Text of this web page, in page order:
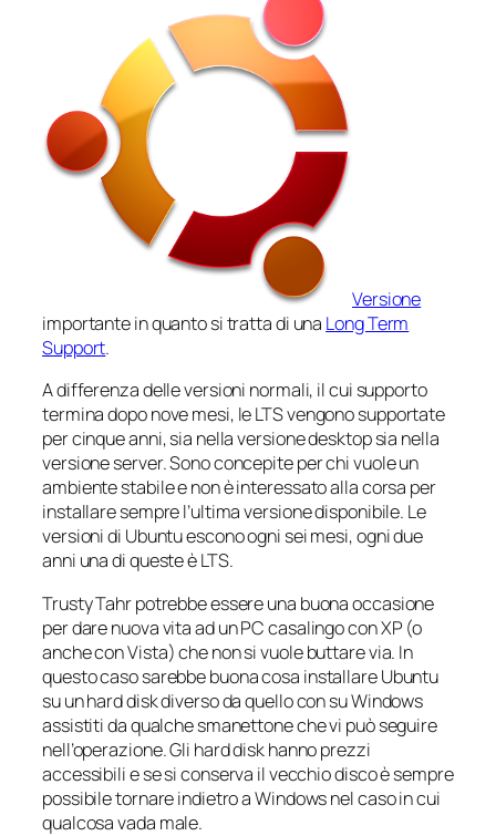
Versione
importante in quanto si tratta di una Long Term
Support.
A differenza delle versioni normali, il cui supporto
termina dopo nove mesi, le LTS vengono supportate
per cinque anni, sia nella versione desktop sia nella
versione server. Sono concepite per chi vuole un
ambiente stabile e non è interessato alla corsa per
installare sempre l’ultima versione disponibile. Le
versioni di Ubuntu escono ogni sei mesi, ogni due
anni una di queste è LTS.
Trusty Tahr potrebbe essere una buona occasione
per dare nuova vita ad un PC casalingo con XP (o
anche con Vista) che non si vuole buttare via. In
questo caso sarebbe buona cosa installare Ubuntu
su un hard disk diverso da quello con su Windows
assistiti da qualche smanettone che vi può seguire
nell’operazione. Gli hard disk hanno prezzi
accessibili e se si conserva il vecchio disco è sempre
possibile tornare indietro a Windows nel caso in cui
qualcosa vada male.